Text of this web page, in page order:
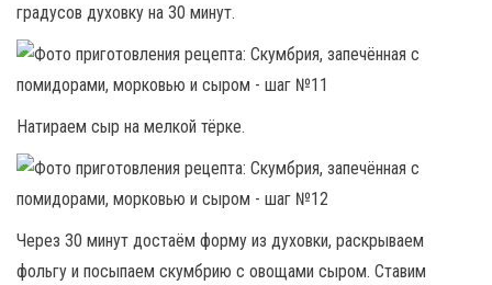
градусов духовку на 30 минут.
Натираем сыр на мелкой тёрке.
Через 30 минут достаём форму из духовки, раскрываем
фольгу и посыпаем скумбрию с овощами сыром. Ставим